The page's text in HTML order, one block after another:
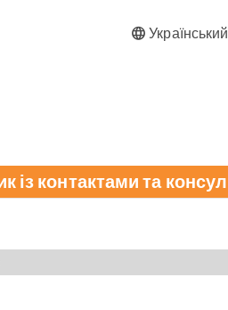
Український
із контактами та